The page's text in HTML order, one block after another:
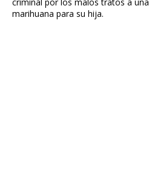
marihuana para su hija.